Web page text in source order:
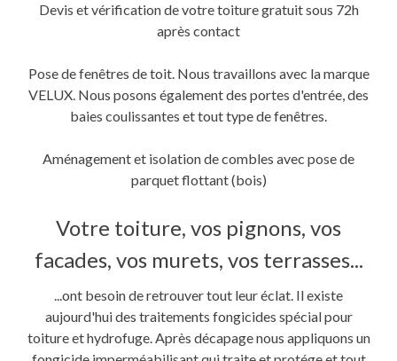
Devis et vérification de votre toiture gratuit sous 72h
après contact
Pose de fenêtres de toit. Nous travaillons avec la marque
VELUX. Nous posons également des portes d'entrée, des
baies coulissantes et tout type de fenêtres.
Aménagement et isolation de combles avec pose de
parquet flottant (bois)
Votre toiture, vos pignons, vos
facades, vos murets, vos terrasses...
...ont besoin de retrouver tout leur éclat. Il existe
aujourd'hui des traitements fongicides spécial pour
toiture et hydrofuge. Après décapage nous appliquons un